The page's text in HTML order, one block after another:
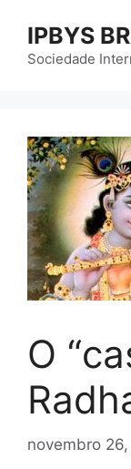
paraIPBYS
Sociedade
O
novembro 26,